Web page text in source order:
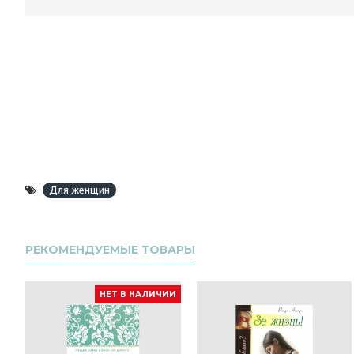
Для женщин
РЕКОМЕНДУЕМЫЕ ТОВАРЫ
НЕТ В НАЛИЧИИ